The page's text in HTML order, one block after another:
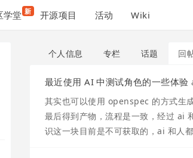
学堂 新 开源项目 活动 Wiki
个人信息 专栏 话题 回
最近使用 AI 中测试角色的一些体验
其实也可以使用 openspec 的方式生
最后得到产物，流程是一致，经过 ai
识这一块目前是不可获取的，ai 和人